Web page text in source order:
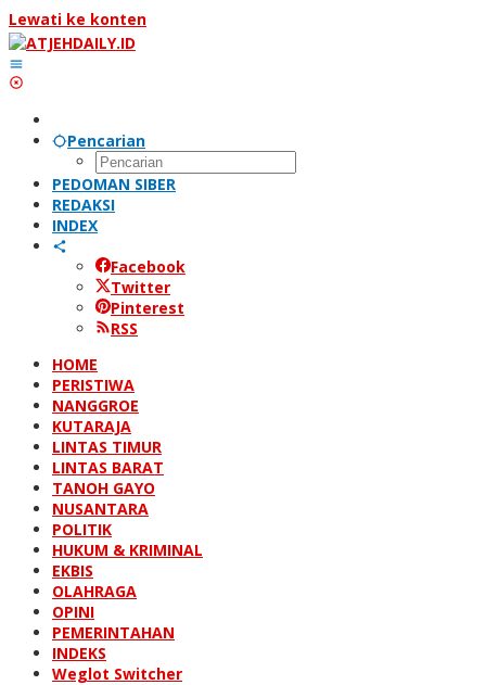
Lewati ke konten
Pencarian
PEDOMAN SIBER
REDAKSI
INDEX
Facebook
Twitter
Pinterest
RSS
HOME
PERISTIWA
NANGGROE
KUTARAJA
LINTAS TIMUR
LINTAS BARAT
TANOH GAYO
NUSANTARA
POLITIK
HUKUM & KRIMINAL
EKBIS
OLAHRAGA
OPINI
PEMERINTAHAN
INDEKS
Weglot Switcher